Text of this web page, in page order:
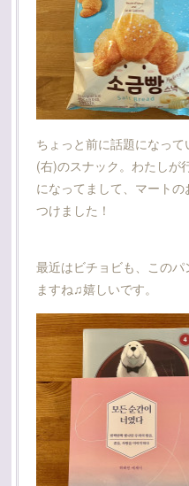
ちょっと前に話題になっ
(右)のスナック。わたしが
になってまして、マート
つけました！
最近はビチョビも、このパ
ますね♫嬉しいです。